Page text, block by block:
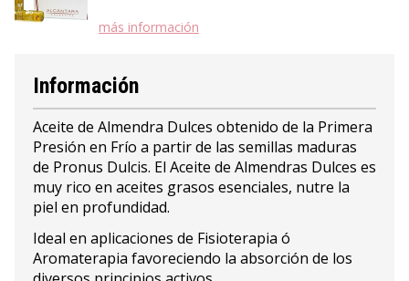
más información
Información
Aceite de Almendra Dulces obtenido de la Primera
Presión en Frío a partir de las semillas maduras
de Pronus Dulcis. El Aceite de Almendras Dulces es
muy rico en aceites grasos esenciales, nutre la
piel en profundidad.
Ideal en aplicaciones de Fisioterapia ó
Aromaterapia favoreciendo la absorción de los